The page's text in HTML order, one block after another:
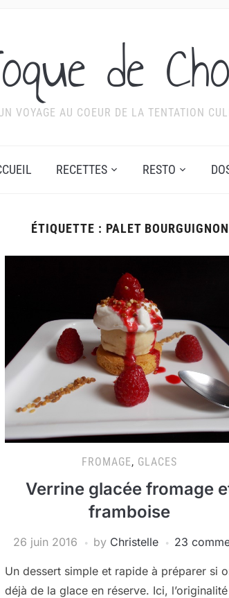
de
VOYAGE AU COEUR DE LA TENTATION
RECETTES RESTO
ÉTIQUETTE : PALET BOURGUIGNON
FROMAGE, GLACES
Verrine glacée fromage
framboise
26 juin 2016 by Christelle 23
Un dessert simple et rapide à préparer si
déjà de la glace en réserve. Ici, l’originalité